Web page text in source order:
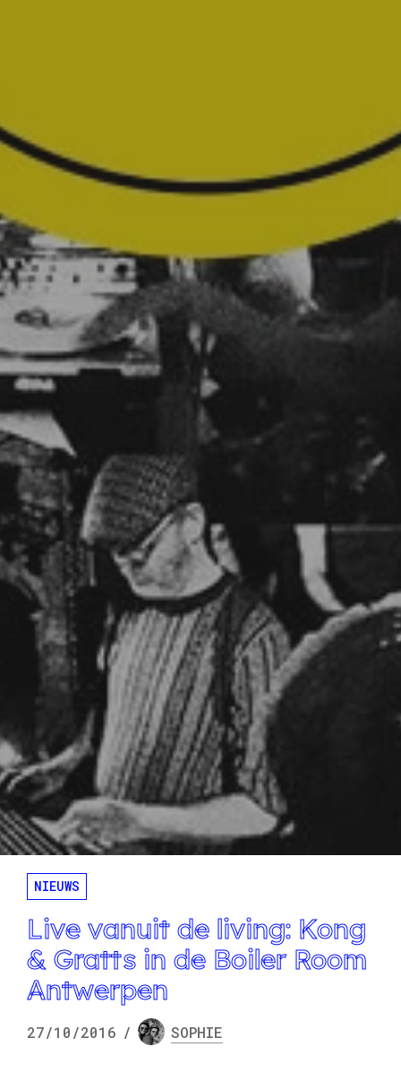
NIEUWS
Live vanuit de living: Kong
& Gratts in de Boiler Room
Antwerpen
27/10/2016 / SOPHIE